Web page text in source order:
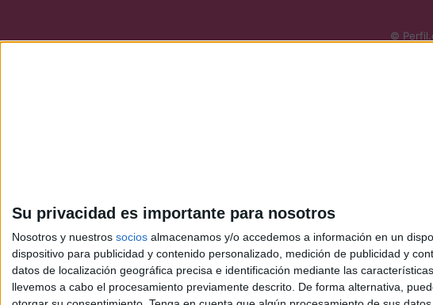
Su privacidad es importante para nosotros
Nosotros y nuestros socios almacenamos y/o accedemos a información en un
dispositivo para publicidad y contenido personalizado, medición de publicidad y
datos de localización geográfica precisa e identificación mediante las
llevemos a cabo el procesamiento previamente descrito. De forma alternativa,
©